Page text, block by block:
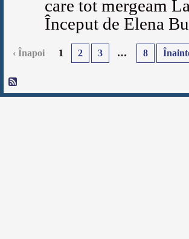
care tot mergeam
Început de Elena
‹ Înapoi 1 2 3 … 8